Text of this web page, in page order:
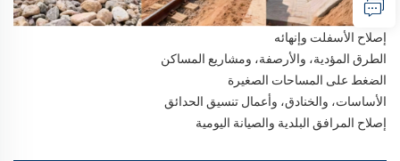
إصلاح الأسفلت وإنهائه
الطرق المؤدية، والأرصفة، ومشاريع المساكن
الضغط على المساحات الصغيرة
الأساسات، والخنادق، وأعمال تنسيق الحدائق
إصلاح المرافق البلدية والصيانة اليومية